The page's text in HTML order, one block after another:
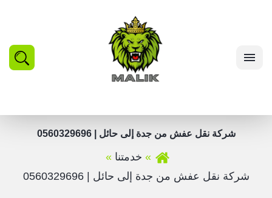
شركة نقل عفش من جدة إلى حائل | 0560329696
خدمتنا
شركة نقل عفش من جدة إلى حائل | 0560329696